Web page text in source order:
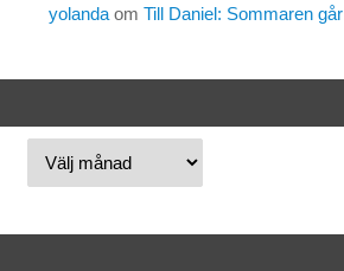
yolandaom Till Daniel: Sommaren går